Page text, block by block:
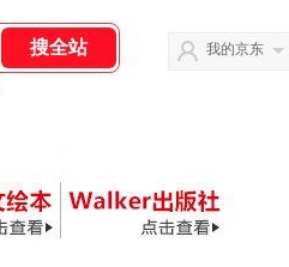
我的京东